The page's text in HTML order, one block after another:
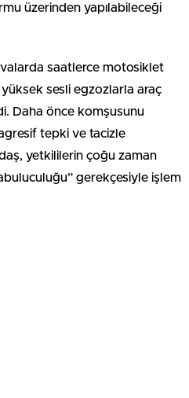
üzerinden yapılabileceği
saatlerce motosiklet
yüksek sesli egzozlarla araç
Daha önce komşusunu
agresif tepki ve tacizle
yetkililerin çoğu zaman
gerekçesiyle işlem